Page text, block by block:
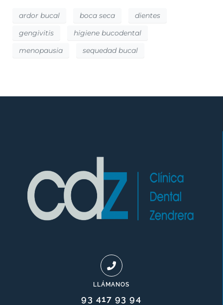
ardor bucal boca seca
dientes
gengivitis
higiene bucodental
menopausia
sequedad bucal
LLÁMANOS
93 417 93 94